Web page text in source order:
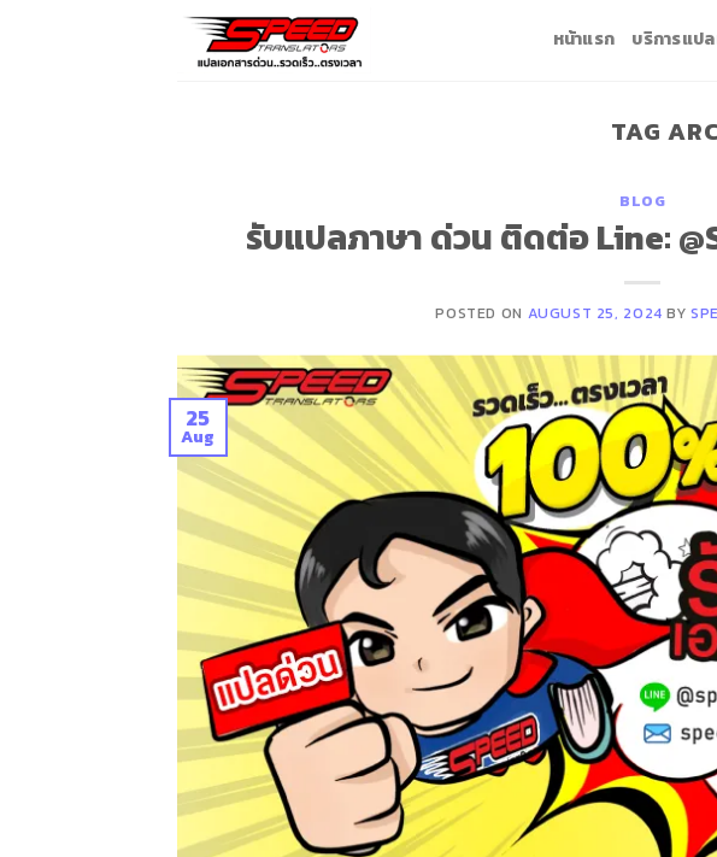
หน้าแรก บริการแป
TAG
BLOG
รับแปลภาษา ด่วน ติดต่อ Line:
POSTED ON AUGUST 25, 2024 BY
25
Aug